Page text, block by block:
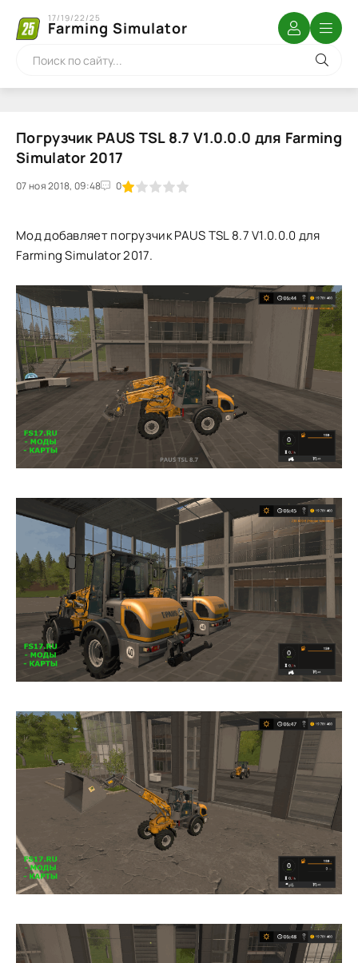
Farming Simulator
17/19/22/25
Погрузчик PAUS TSL 8.7 V1.0.0.0 для Farming
Simulator 2017
07 ноя 2018, 09:48 0
1 2 3 4 5
Мод добавляет погрузчик PAUS TSL 8.7 V1.0.0.0 для
Farming Simulator 2017.